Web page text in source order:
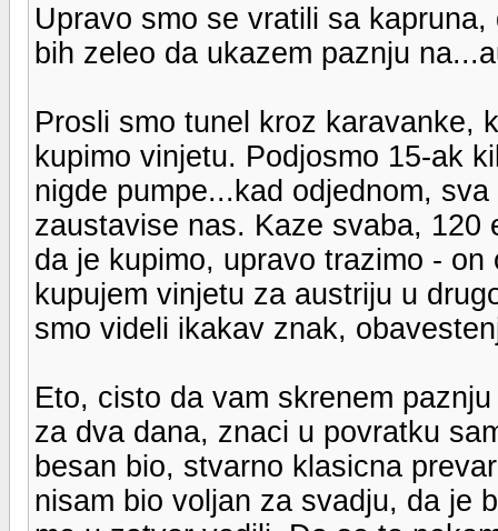
Upravo smo se vratili sa
bih zeleo da ukazem paznju
Prosli smo tunel kroz karavanke,
kupimo vinjetu. Podjosmo 15-ak
nigde pumpe...kad odjednom,
zaustavise nas. Kaze svaba, 120
da je kupimo, upravo trazimo -
kupujem vinjetu za austriju u
smo videli ikakav znak,
Eto, cisto da vam skrenem
za dva dana, znaci u povratku
besan bio, stvarno klasicna
nisam bio voljan za svadju, da je